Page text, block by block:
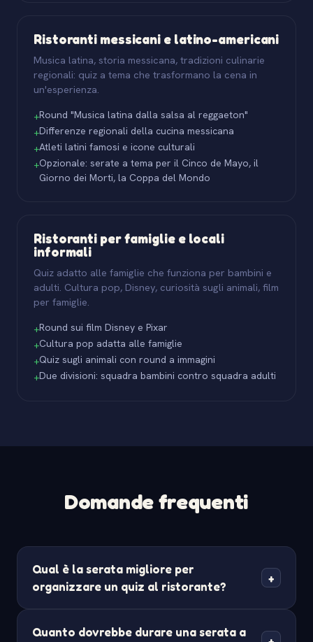
Ristoranti messicani e latino-americani
Musica latina, storia messicana, tradizioni culinarie
regionali: quiz a tema che trasformano la cena in
un'esperienza.
+Round "Musica latina dalla salsa al reggaeton"
+Differenze regionali della cucina messicana
+Atleti latini famosi e icone culturali
+Opzionale: serate a tema per il Cinco de Mayo, il
Giorno dei Morti, la Coppa del Mondo
Ristoranti per famiglie e locali
informali
Quiz adatto alle famiglie che funziona per bambini e
adulti. Cultura pop, Disney, curiosità sugli animali, film
per famiglie.
+Round sui film Disney e Pixar
+Cultura pop adatta alle famiglie
+Quiz sugli animali con round a immagini
+Due divisioni: squadra bambini contro squadra adulti
Domande frequenti
Qual è la serata migliore per
organizzare un quiz al ristorante?
+
più comuni e spesso le più fiacche, ed è proprio per
Quanto dovrebbe durare una serata a